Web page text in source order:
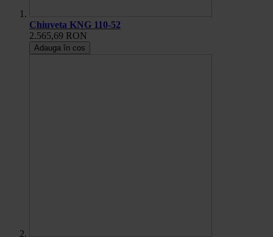
Chiuveta KNG 110-52
2.565,69 RON
Adauga în cos